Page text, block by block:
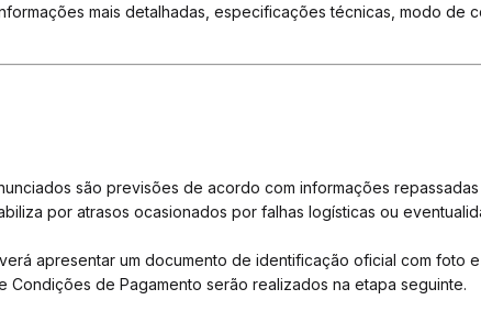
mais detalhadas, especificações técnicas, modo de
são previsões de acordo com informações
por atrasos ocasionados por falhas logísticas ou
apresentar um documento de identificação oficial com foto
Condições de Pagamento serão realizados na etapa seguinte.